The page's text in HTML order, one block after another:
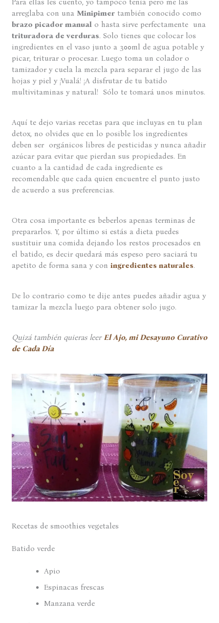
Para ellas les cuento, yo tampoco tenía pero me las
arreglaba con una Minipimertambién conocido como
brazo picador manualo hasta sirve perfectamente una
trituradora de verduras. Solo tienes que colocar los
ingredientes en el vaso junto a 300ml de agua potable y
picar, triturar o procesar. Luego toma un colador o
tamizador y cuela la mezcla para separar el jugo de las
hojas y piel y ¡Vualá! ¡A disfrutar de tu batido
multivitaminas y natural! Sólo te tomará unos minutos.
Aquí te dejo varias recetas para que incluyas en tu plan
detox, no olvides que en lo posible los ingredientes
deben ser orgánicos libres de pesticidas y nunca añadir
azúcar para evitar que pierdan sus propiedades. En
cuanto a la cantidad de cada ingrediente es
recomendable que cada quien encuentre el punto justo
de acuerdo a sus preferencias.
Otra cosa importante es beberlos apenas terminas de
prepararlos. Y, por último si estás a dieta puedes
sustituir una comida dejando los restos procesados en
el batido, es decir quedará más espeso pero saciará tu
apetito de forma sana y con ingredientes naturales.
De lo contrario como te dije antes puedes añadir agua y
tamizar la mezcla luego para obtener solo jugo.
Quizá también quieras leer El Ajo, mi Desayuno Curativo
de Cada Día
Recetas de smoothies vegetales
Batido verde
Apio
Espinacas frescas
Manzana verde